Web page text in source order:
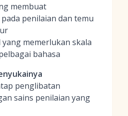
membuat
penilaian dan temu
memerlukan skala
bahasa
penglibatan
sains penilaian yang